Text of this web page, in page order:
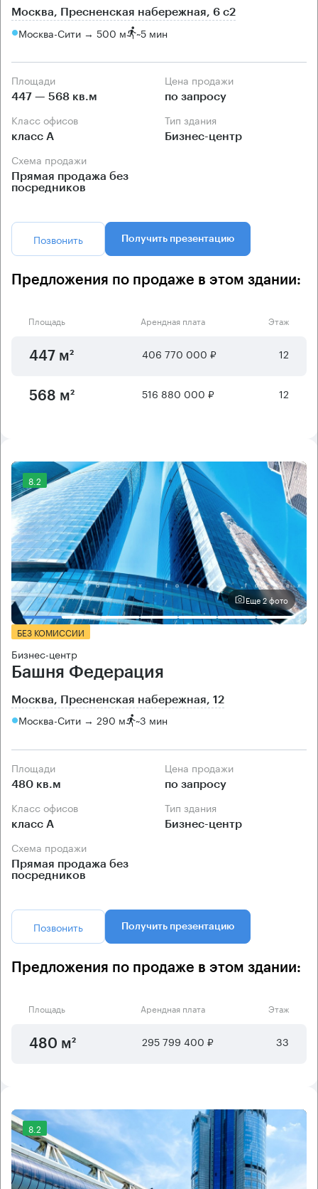
Москва, Пресненская набережная, 6 с2
Москва-Сити → 500 м ~5 мин
Площади
447 — 568 кв.м
Цена продажи
по запросу
Класс офисов
класс А
Тип здания
Бизнес-центр
Схема продажи
Прямая продажа без
посредников
Позвонить Получить презентацию
Предложения по продаже в этом здании:
Площадь Арендная плата Этаж
447 м² 406 770 000 ₽ 12
568 м² 516 880 000 ₽ 12
8.2
Еще 2 фото
БЕЗ КОМИССИИ
Бизнес-центр
Башня Федерация
Москва, Пресненская набережная, 12
Москва-Сити → 290 м ~3 мин
Площади
480 кв.м
Цена продажи
по запросу
Класс офисов
класс А
Тип здания
Бизнес-центр
Схема продажи
Прямая продажа без
посредников
Позвонить Получить презентацию
Предложения по продаже в этом здании:
Площадь Арендная плата Этаж
480 м² 295 799 400 ₽ 33
8.2